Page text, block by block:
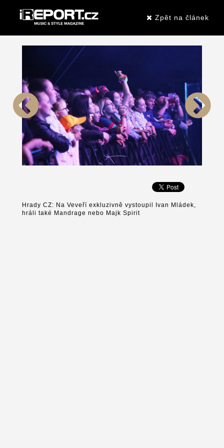
Zpět na článek
Hrady CZ: Na Veveří exkluzivně vystoupil Ivan Mládek,
hráli také Mandrage nebo Majk Spirit